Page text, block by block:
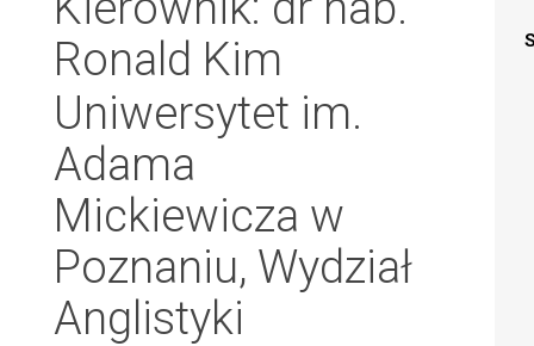
Ronald Kim
Uniwersytet im.
Adama
Mickiewicza w
Poznaniu, Wydział
Anglistyki